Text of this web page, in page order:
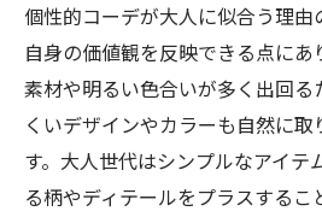
清涼感
40代レディースに最適
メンズも失敗しない個
工夫
個性的コーデが大人に似合う理
自身の価値観を反映できる点にあ
素材や明るい色合いが多く出回
くいデザインやカラーも自然に
す。大人世代はシンプルなアイテ
る柄やディテールをプラスするこ